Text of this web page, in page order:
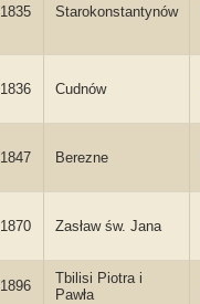
1835 Starokonstantynów
1836 Cudnów
1847 Berezne
1870 Zasław św. Jana
1896
Tbilisi Piotra i
Pawła